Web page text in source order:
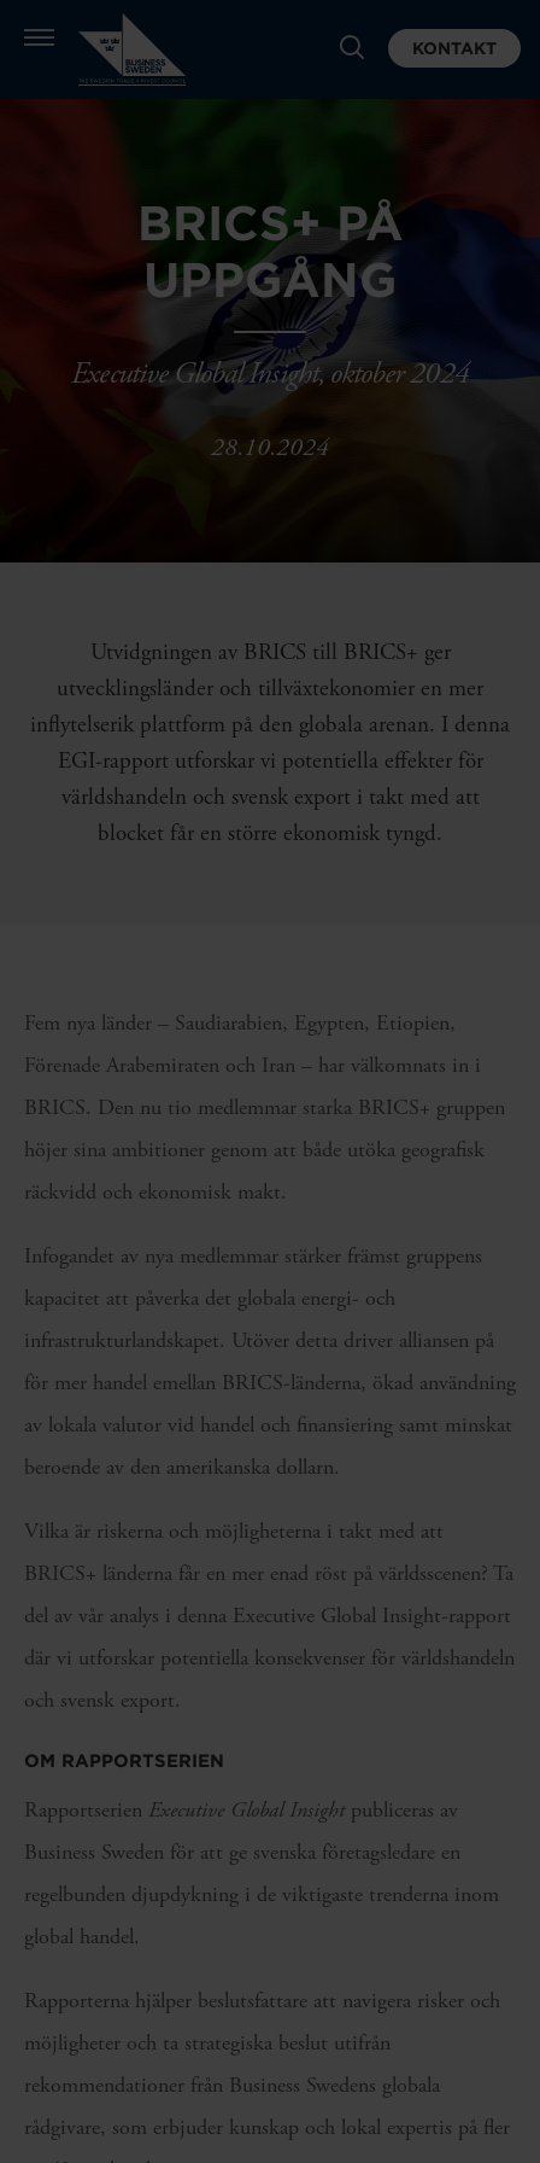
KONTAKT
BRICS+ PÅ
UPPGÅNG
Executive Global Insight, oktober 2024
28.10.2024
Utvidgningen av BRICS till BRICS+ ger
utvecklingsländer och tillväxtekonomier en mer
inflytelserik plattform på den globala arenan. I denna
EGI-rapport utforskar vi potentiella effekter för
världshandeln och svensk export i takt med att
blocket får en större ekonomisk tyngd.
Fem nya länder – Saudiarabien, Egypten, Etiopien,
Förenade Arabemiraten och Iran – har välkomnats in i
BRICS. Den nu tio medlemmar starka BRICS+ gruppen
höjer sina ambitioner genom att både utöka geografisk
räckvidd och ekonomisk makt.
Infogandet av nya medlemmar stärker främst gruppens
kapacitet att påverka det globala energi- och
infrastrukturlandskapet. Utöver detta driver alliansen på
för mer handel emellan BRICS-länderna, ökad användning
av lokala valutor vid handel och finansiering samt minskat
beroende av den amerikanska dollarn.
Vilka är riskerna och möjligheterna i takt med att
BRICS+ länderna får en mer enad röst på världsscenen? Ta
del av vår analys i denna Executive Global Insight-rapport
där vi utforskar potentiella konsekvenser för världshandeln
och svensk export.
OM RAPPORTSERIEN
Rapportserien Executive Global Insightpubliceras av
Business Sweden för att ge svenska företagsledare en
regelbunden djupdykning i de viktigaste trenderna inom
global handel.
Rapporterna hjälper beslutsfattare att navigera risker och
möjligheter och ta strategiska beslut utifrån
rekommendationer från Business Swedens globala
rådgivare, som erbjuder kunskap och lokal expertis på fler